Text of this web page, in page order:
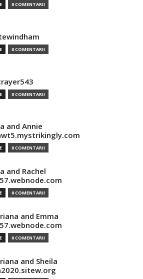
0 COMENTARII
0 COMENTARII
0 COMENTARII
and Annie
0 COMENTARII
and Rachel
0 COMENTARII
and Emma
0 COMENTARII
and Sheila